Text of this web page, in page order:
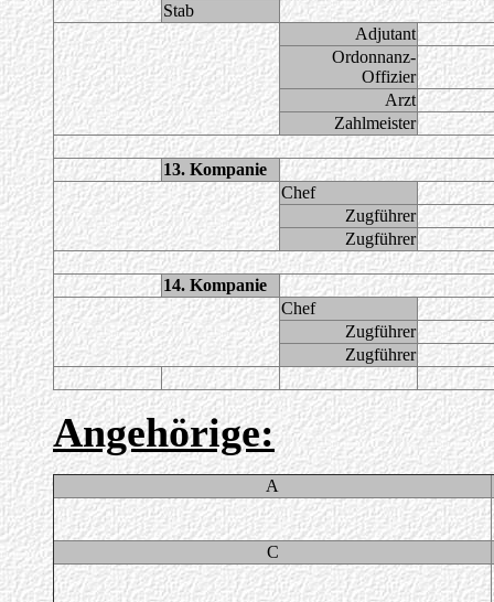
Stab
Adjutant
Ordonnanz-
Offizier
Arzt
Zahlmeister
13. Kompanie
Chef
Zugführer
Zugführer
14. Kompanie
Chef
Zugführer
Zugführer
Angehörige:
A
C